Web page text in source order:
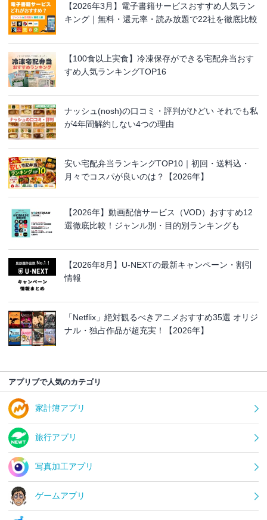
【2026年3月】電子書籍サービスおすすめ人気ラン
キング｜無料・還元率・読み放題で22社を徹底比較
【100食以上実食】冷凍保存ができる宅配弁当おす
すめ人気ランキングTOP16
ナッシュ(nosh)の口コミ・評判がひどい それでも私
が4年間解約しない4つの理由
安い宅配弁当ランキングTOP10｜初回・送料込・
月々でコスパが良いのは？【2026年】
【2026年】動画配信サービス（VOD）おすすめ12
選徹底比較！ジャンル別・目的別ランキングも
【2026年8月】U-NEXTの最新キャンペーン・割引
情報
「Netflix」絶対観るべきアニメおすすめ35選 オリジ
ナル・独占作品が超充実！【2026年】
アプリブで人気のカテゴリ
家計簿アプリ
旅行アプリ
写真加工アプリ
ゲームアプリ